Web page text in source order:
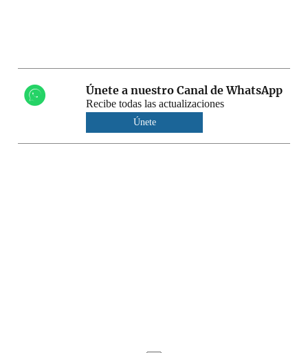
Únete a nuestro Canal de WhatsApp
Recibe todas las actualizaciones
Únete